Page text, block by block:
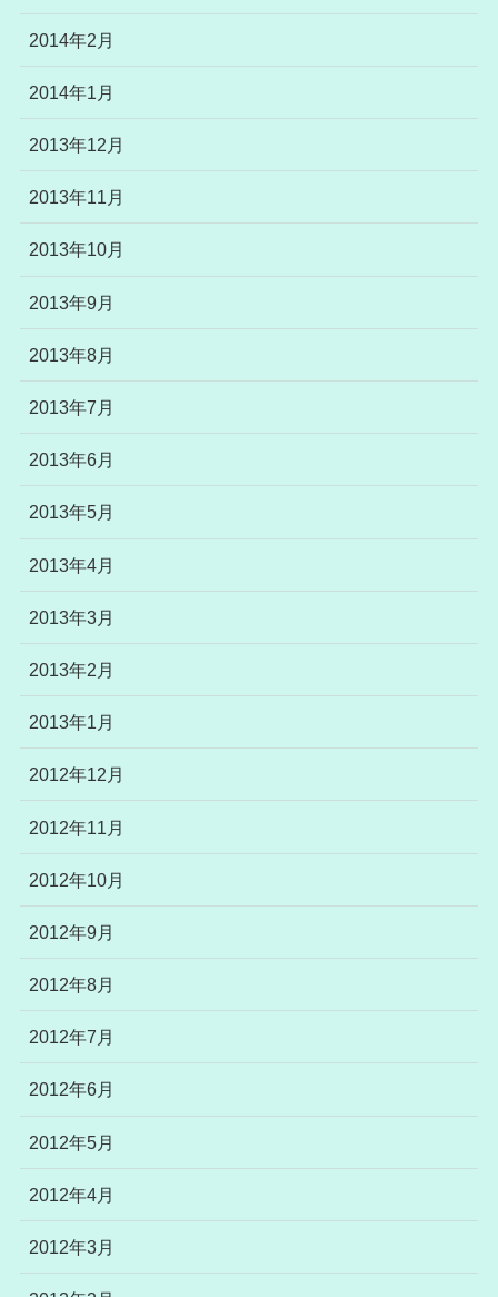
2014年2月
2014年1月
2013年12月
2013年11月
2013年10月
2013年9月
2013年8月
2013年7月
2013年6月
2013年5月
2013年4月
2013年3月
2013年2月
2013年1月
2012年12月
2012年11月
2012年10月
2012年9月
2012年8月
2012年7月
2012年6月
2012年5月
2012年4月
2012年3月